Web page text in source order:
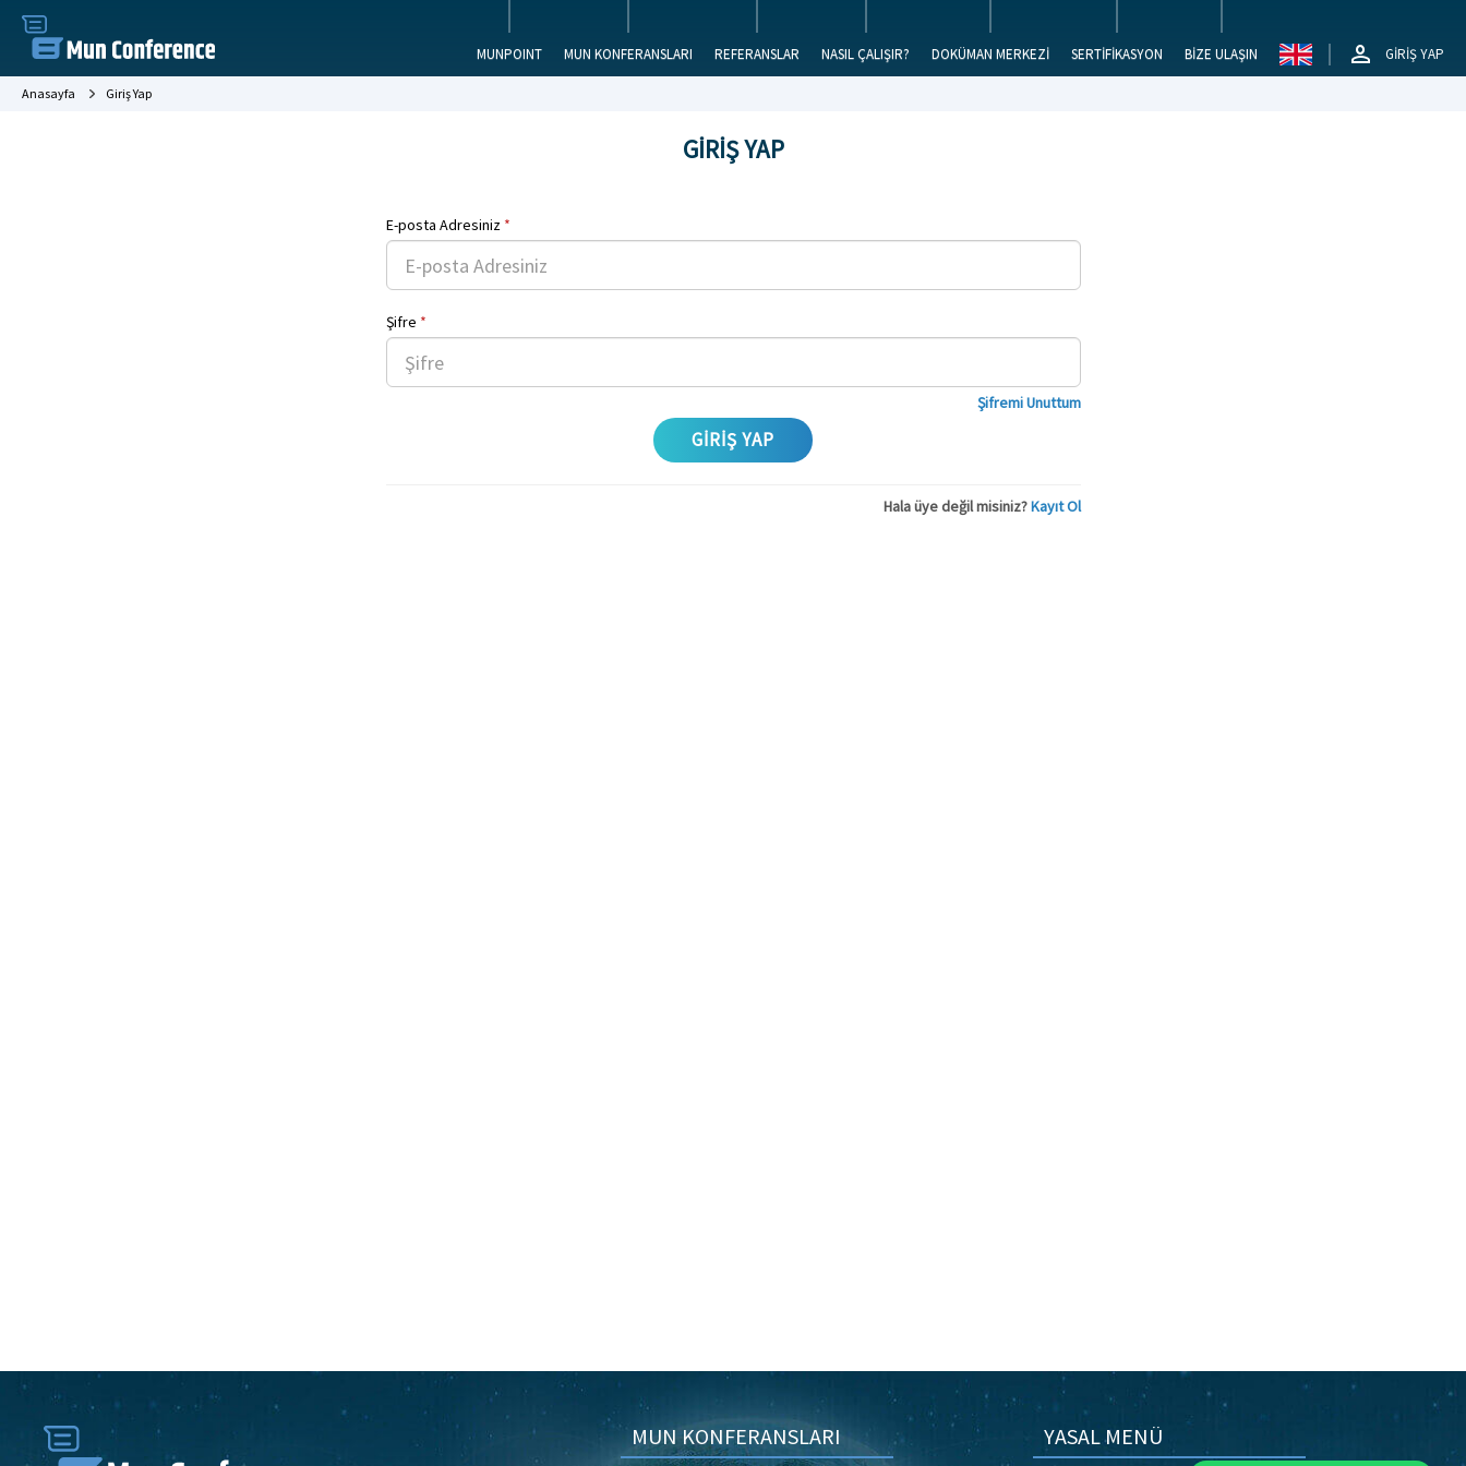
MUNPOINT MUN KONFERANSLARI REFERANSLAR NASIL ÇALIŞIR? DOKÜMAN MERKEZİ SERTİFİKASYON BİZE ULAŞIN GİRİŞ YAP
Anasayfa Giriş Yap
GİRİŞ YAP
E-posta Adresiniz *
Şifre *
Şifremi Unuttum
Hala üye değil misiniz?Kayıt Ol
MUN KONFERANSLARI YASAL MENÜ